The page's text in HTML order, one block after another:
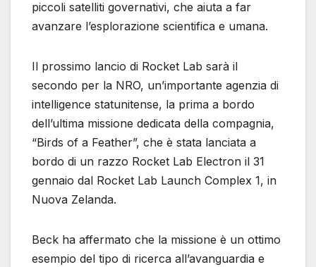
piccoli satelliti governativi, che aiuta a far
avanzare l’esplorazione scientifica e umana.
Il prossimo lancio di Rocket Lab sarà il
secondo per la NRO, un’importante agenzia di
intelligence statunitense, la prima a bordo
dell’ultima missione dedicata della compagnia,
“Birds of a Feather”, che è stata lanciata a
bordo di un razzo Rocket Lab Electron il 31
gennaio dal Rocket Lab Launch Complex 1, in
Nuova Zelanda.
Beck ha affermato che la missione è un ottimo
esempio del tipo di ricerca all’avanguardia e